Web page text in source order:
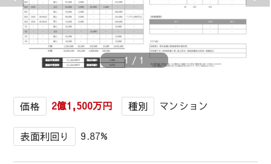
1 / 1
価格 2億1,500万円 種別 マンション
表面利回り 9.87%